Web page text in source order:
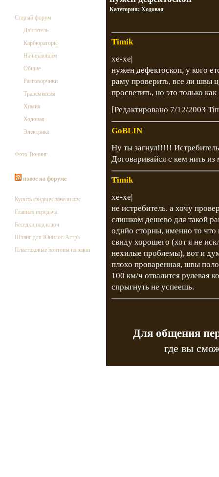
Старый форум
Двигатель
Карбюраторы
Начинающим
Общие
Разговорчики
Трансмиссия
Химия
Ходовая
Электрика
Фото Тюнинг
новое на форуме
Купить сэндвич панели ппс
Главная передача.
Беседки под ключ
Шланг для Юнилос-Астра
Пластиковые понтоны на заказ
Категория: Ходовая
Timik
хе-хе|
нужен дефектоскоп, у кого
раму проверить, все ли швы
просветить, но это только
[Редактировано 7/12/2003
GoBLIN
Ну ты загнул!!!!! Истребитель
Договаривайся с кем нить
Timik
хе-хе|
не истребитель. а хочу
слишком дешево для такой
однйо сторны, именно то
свиду хорошего (хот я не
нехилые проблемы), вот и
плохо проваренная, швы
100 км/ч отвалится рулевая
спрыгнуть не успеешь.
Для общения
где вы